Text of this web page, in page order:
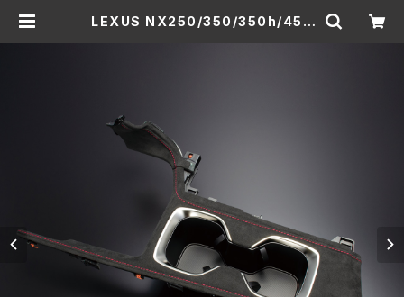
LEXUS NX250/350/350h/450